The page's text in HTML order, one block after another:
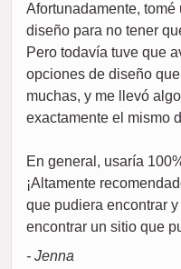
Afortunadamente,
diseño para no tener
Pero todavía tuve que
opciones de diseño
muchas, y me llevó
exactamente el mismo
En general, usaría
¡Altamente
que pudiera encontrar
encontrar un sitio que
- Jenna